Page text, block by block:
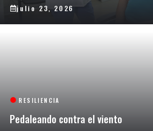
julio 23, 2026
RESILIENCIA
Pedaleando contra el viento